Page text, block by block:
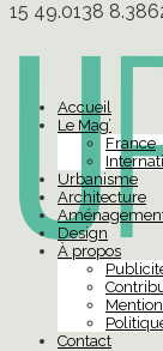
15 49.0138
Accueil
Le Mag’
France
Urbanisme
Architecture
Design
À propos
Contact